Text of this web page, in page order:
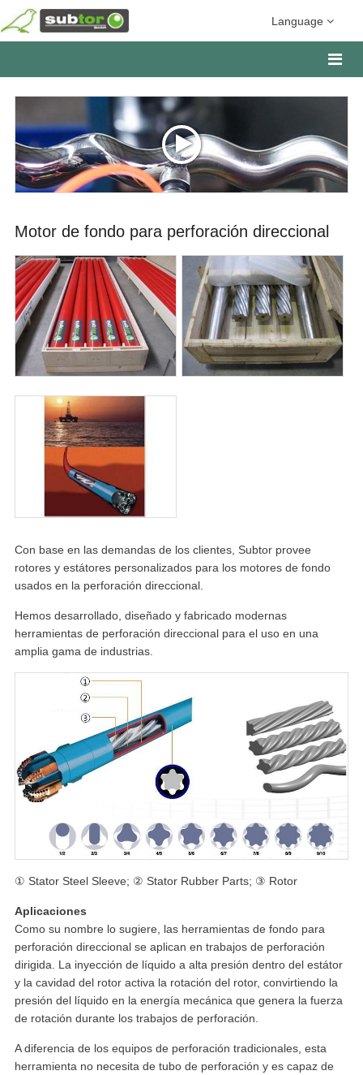
Language
Motor de fondo para perforación direccional
Con base en las demandas de los clientes, Subtor provee
rotores y estátores personalizados para los motores de fondo
usados en la perforación direccional.
Hemos desarrollado, diseñado y fabricado modernas
herramientas de perforación direccional para el uso en una
amplia gama de industrias.
① Stator Steel Sleeve; ② Stator Rubber Parts; ③ Rotor
Aplicaciones
Como su nombre lo sugiere, las herramientas de fondo para
perforación direccional se aplican en trabajos de perforación
dirigida. La inyección de líquido a alta presión dentro del estátor
y la cavidad del rotor activa la rotación del rotor, convirtiendo la
presión del líquido en la energía mecánica que genera la fuerza
de rotación durante los trabajos de perforación.
A diferencia de los equipos de perforación tradicionales, esta
herramienta no necesita de tubo de perforación y es capaz de